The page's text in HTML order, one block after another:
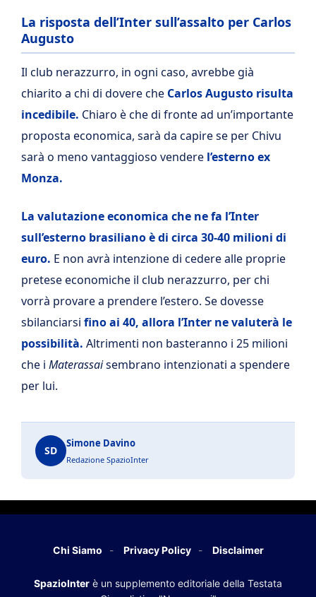
La risposta dell’Inter sull’assalto per Carlos
Augusto
Il club nerazzurro, in ogni caso, avrebbe già
chiarito a chi di dovere che Carlos Augusto risulta
incedibile. Chiaro è che di fronte ad un’importante
proposta economica, sarà da capire se per Chivu
sarà o meno vantaggioso vendere l’esterno ex
Monza.
La valutazione economica che ne fa l’Inter
sull’esterno brasiliano è di circa 30-40 milioni di
euro. E non avrà intenzione di cedere alle proprie
pretese economiche il club nerazzurro, per chi
vorrà provare a prendere l’estero. Se dovesse
sbilanciarsi fino ai 40, allora l’Inter ne valuterà le
possibilità. Altrimenti non basteranno i 25 milioni
che i Materassaisembrano intenzionati a spendere
per lui.
SD
Simone Davino
Redazione SpazioInter
Chi Siamo Privacy Policy Disclaimer
SpazioInter è un supplemento editoriale della Testata